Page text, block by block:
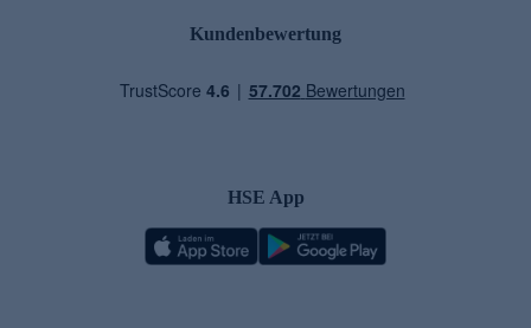
Kundenbewertung
HSE App